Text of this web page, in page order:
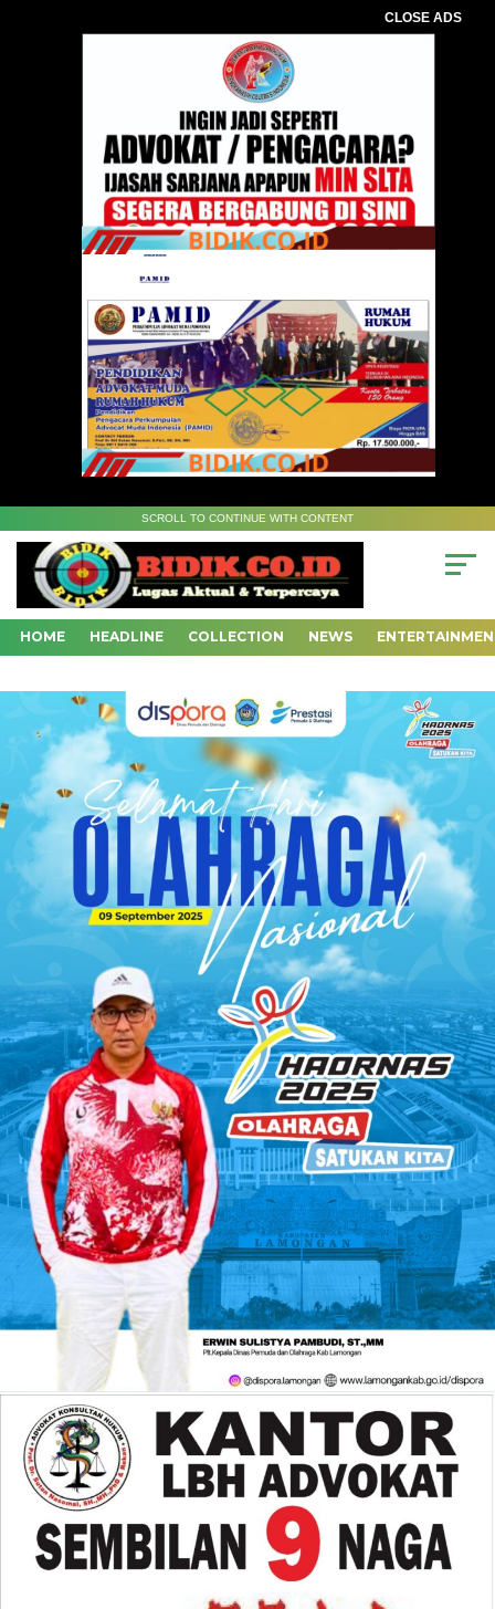
CLOSE ADS
SCROLL TO CONTINUE WITH CONTENT
HOME HEADLINE COLLECTION NEWS